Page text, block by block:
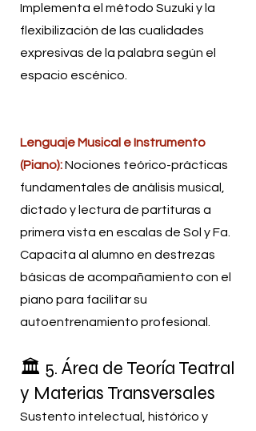
Implementa el método Suzuki y la
flexibilización de las cualidades
expresivas de la palabra según el
espacio escénico.
Lenguaje Musical e Instrumento
(Piano):Nociones teórico-prácticas
fundamentales de análisis musical,
dictado y lectura de partituras a
primera vista en escalas de Sol y Fa.
Capacita al alumno en destrezas
básicas de acompañamiento con el
piano para facilitar su
autoentrenamiento profesional.
🏛️ 5. Área de Teoría Teatral
y Materias Transversales
Sustento intelectual, histórico y